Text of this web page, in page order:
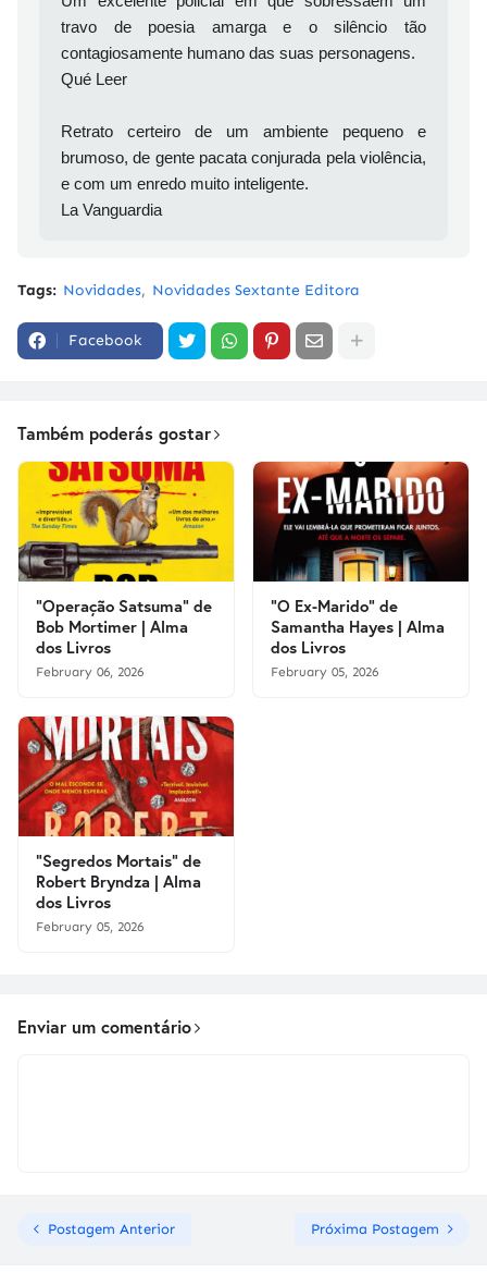
travo de poesia amarga e o silêncio tão
contagiosamente humano das suas personagens.
Qué Leer
Retrato certeiro de um ambiente pequeno e
brumoso, de gente pacata conjurada pela violência,
e com um enredo muito inteligente.
La Vanguardia
Tags: Novidades Novidades Sextante Editora
Facebook
Também poderás gostar
"Operação Satsuma" de
Bob Mortimer | Alma
dos Livros
February 06, 2026
"O Ex-Marido" de
Samantha Hayes | Alma
dos Livros
February 05, 2026
"Segredos Mortais" de
Robert Bryndza | Alma
dos Livros
February 05, 2026
Enviar um comentário
Postagem Anterior Próxima Postagem